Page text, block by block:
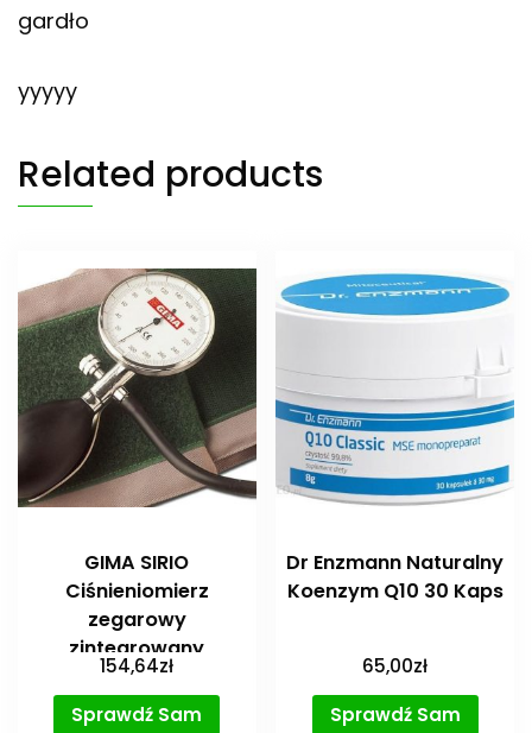
gardło
yyyyy
Related products
GIMA SIRIO
Ciśnieniomierz
zegarowy
zintegrowany
154,64zł
Sprawdź Sam
Dr Enzmann Naturalny
Koenzym Q10 30 Kaps
65,00zł
Sprawdź Sam